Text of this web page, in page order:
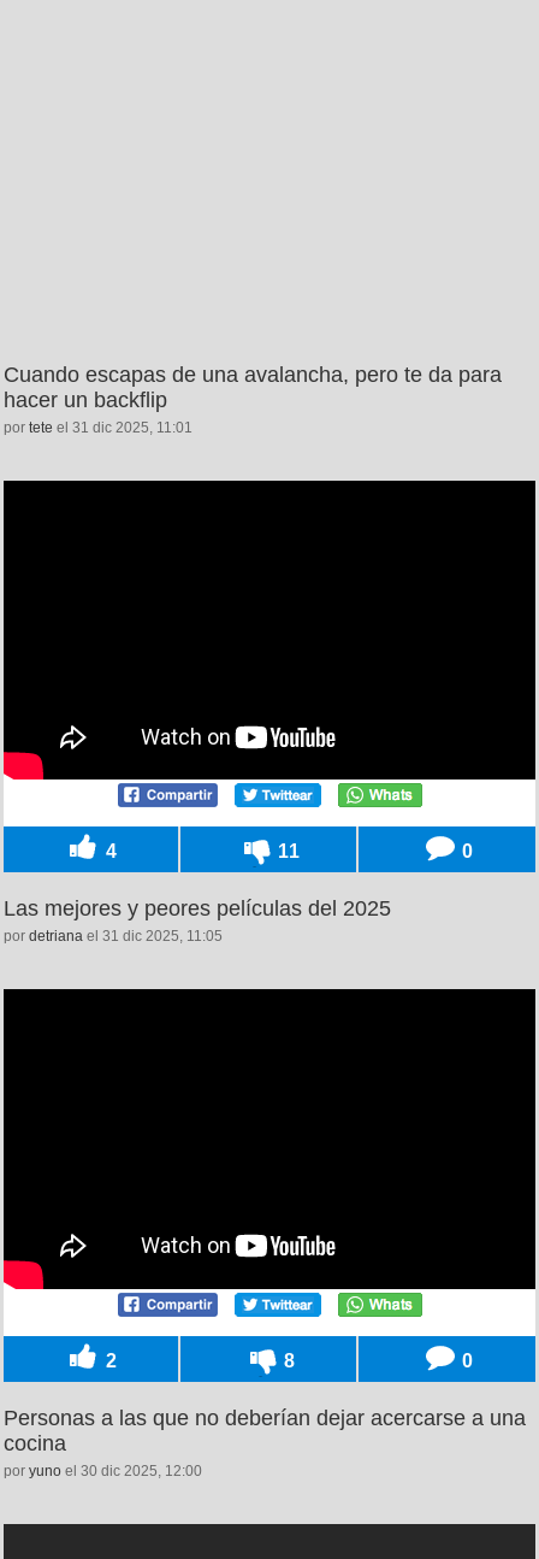
Cuando escapas de una avalancha, pero te da para
hacer un backflip
por tete el 31 dic 2025, 11:01
4 11 0
Las mejores y peores películas del 2025
por detriana el 31 dic 2025, 11:05
2 8 0
Personas a las que no deberían dejar acercarse a una
cocina
por yuno el 30 dic 2025, 12:00